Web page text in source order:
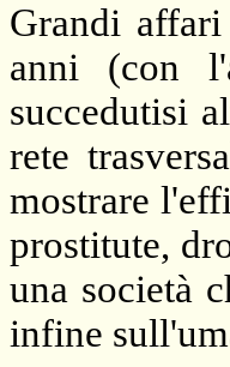
Grandi
anni (con
succedutisi
rete
mostrare
prostitute,
una società
infine